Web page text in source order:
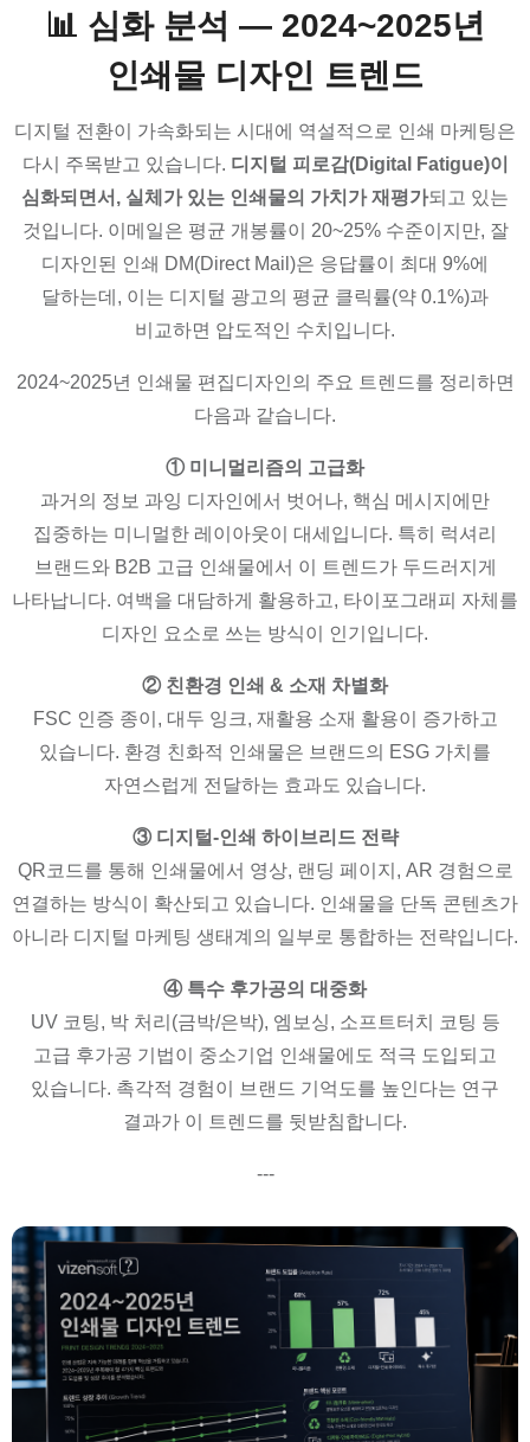
📊 심화 분석 — 2024~2025년
인쇄물 디자인 트렌드
디지털 전환이 가속화되는 시대에 역설적으로 인쇄 마케팅은
다시 주목받고 있습니다. 디지털 피로감(Digital Fatigue)이
심화되면서, 실체가 있는 인쇄물의 가치가 재평가되고 있는
것입니다. 이메일은 평균 개봉률이 20~25% 수준이지만, 잘
디자인된 인쇄 DM(Direct Mail)은 응답률이 최대 9%에
달하는데, 이는 디지털 광고의 평균 클릭률(약 0.1%)과
비교하면 압도적인 수치입니다.
2024~2025년 인쇄물 편집디자인의 주요 트렌드를 정리하면
다음과 같습니다.
① 미니멀리즘의 고급화
과거의 정보 과잉 디자인에서 벗어나, 핵심 메시지에만
집중하는 미니멀한 레이아웃이 대세입니다. 특히 럭셔리
브랜드와 B2B 고급 인쇄물에서 이 트렌드가 두드러지게
나타납니다. 여백을 대담하게 활용하고, 타이포그래피 자체를
디자인 요소로 쓰는 방식이 인기입니다.
② 친환경 인쇄 & 소재 차별화
FSC 인증 종이, 대두 잉크, 재활용 소재 활용이 증가하고
있습니다. 환경 친화적 인쇄물은 브랜드의 ESG 가치를
자연스럽게 전달하는 효과도 있습니다.
③ 디지털-인쇄 하이브리드 전략
QR코드를 통해 인쇄물에서 영상, 랜딩 페이지, AR 경험으로
연결하는 방식이 확산되고 있습니다. 인쇄물을 단독 콘텐츠가
아니라 디지털 마케팅 생태계의 일부로 통합하는 전략입니다.
④ 특수 후가공의 대중화
UV 코팅, 박 처리(금박/은박), 엠보싱, 소프트터치 코팅 등
고급 후가공 기법이 중소기업 인쇄물에도 적극 도입되고
있습니다. 촉각적 경험이 브랜드 기억도를 높인다는 연구
결과가 이 트렌드를 뒷받침합니다.
---